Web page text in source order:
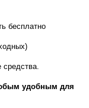
бесплатно
средства.
удобным для